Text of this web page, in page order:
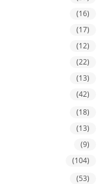
(16)
(17)
(12)
(22)
(13)
(42)
(18)
(13)
(9)
(104)
(53)